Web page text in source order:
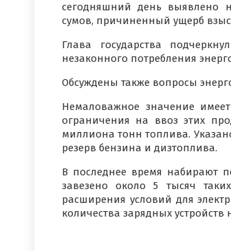
сегодняшний день выявлено
сумов, причиненный ущерб
Глава государства
незаконного потребления
Обсуждены также вопросы
Немаловажное значение
ограничения на ввоз этих
миллиона тонн топлива.
резерв бензина и дизтоплива.
В последнее время набирают
завезено около 5 тысяч
расширения условий для
количества зарядных устройств